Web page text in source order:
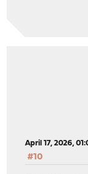
April 17, 2026,
#10